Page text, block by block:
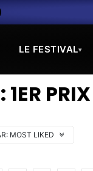
LE FESTIVAL▾
1ER
MOST LIKED